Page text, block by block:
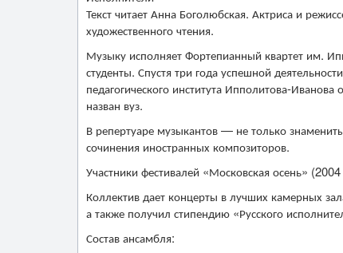
Текст читает Анна Боголюбская. Актриса и
художественного чтения.
Музыку исполняет Фортепианный квартет им.
студенты. Спустя три года успешной
педагогического института Ипполитова-
назван вуз.
В репертуаре музыкантов — не только
сочинения иностранных композиторов.
Участники фестивалей «Московская осень»
Коллектив дает концерты в лучших камерных
а также получил стипендию «Русского
Состав ансамбля: